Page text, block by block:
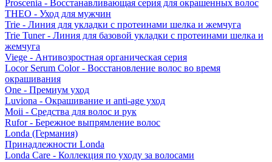
Proscenia - Восстанавливающая серия для окрашенных волос
THEO - Уход для мужчин
Trie - Линия для укладки с протеинами шелка и жемчуга
Trie Tuner - Линия для базовой укладки с протеинами шелка и
жемчуга
Viege - Антивозростная органическая серия
Locor Serum Color - Восстановление волос во время
окрашивания
One - Премиум уход
Luviona - Окрашивание и anti-age уход
Moii - Средства для волос и рук
Rufor - Бережное выпрямление волос
Londa (Германия)
Принадлежности Londa
Londa Care - Коллекция по уходу за волосами